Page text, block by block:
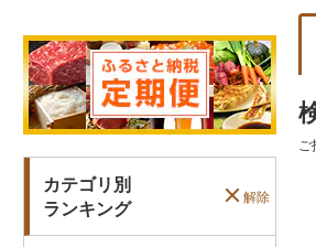
カテゴリ別
ランキング
解除
ご